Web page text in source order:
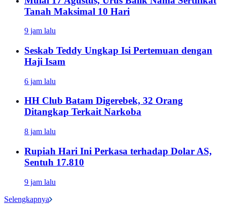
Tanah Maksimal 10 Hari
9 jam lalu
Seskab Teddy Ungkap Isi Pertemuan dengan
Haji Isam
6 jam lalu
HH Club Batam Digerebek, 32 Orang
Ditangkap Terkait Narkoba
8 jam lalu
Rupiah Hari Ini Perkasa terhadap Dolar AS,
Sentuh 17.810
9 jam lalu
Selengkapnya